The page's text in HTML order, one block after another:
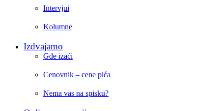
Intervjui
Kolumne
Izdvajamo
Gde izaći
Cenovnik – cene pića
Nema vas na spisku?